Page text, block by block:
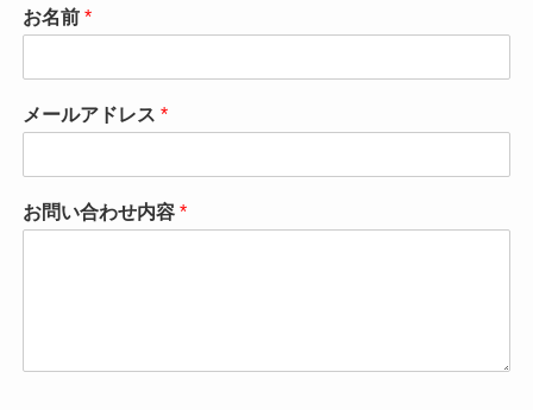
お名前 *
メールアドレス *
お問い合わせ内容 *